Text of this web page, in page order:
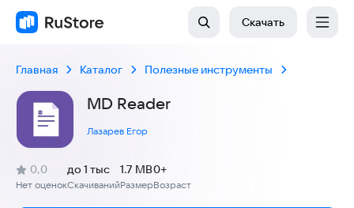
Скачать
Главная Каталог Полезные инструменты
MD Reader
Лазарев Егор
Рейтинг:
0,0
(
Нет оценок
)
Скачиваний
до 1 тыс
Размер
1.7 MB
Возраст
0+